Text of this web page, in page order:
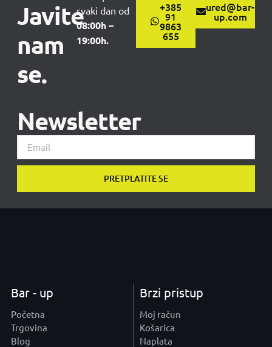
Javite
nam
se.
svaki dan od
08:00h –
19:00h.
+385
91
9863
655
ured@bar-
up.com
Newsletter
PRETPLATITE SE
Bar - up
Početna
Trgovina
Blog
Brzi pristup
Moj račun
Košarica
Naplata